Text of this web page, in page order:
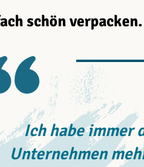
schön verpacken.
Ich habe immer
Unternehmen